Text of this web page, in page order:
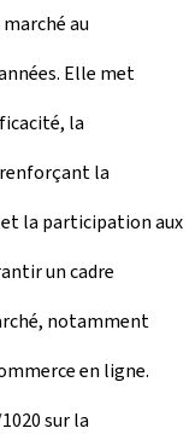
au
Elle met
la
la
la participation aux
un cadre
notamment
en ligne.
sur la